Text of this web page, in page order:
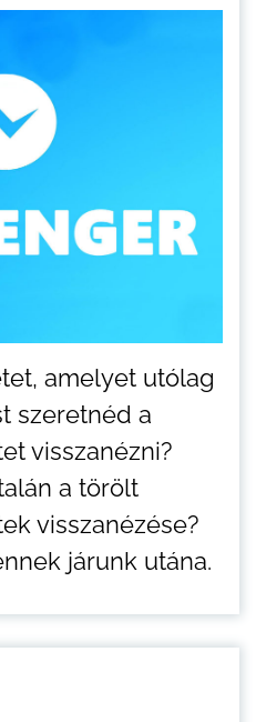
amelyet utólag
szeretnéd a
visszanézni?
a törölt
visszanézése?
járunk utána.